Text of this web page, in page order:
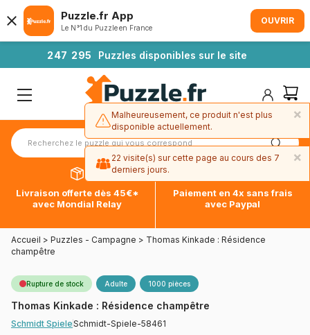
247 295 Puzzles disponibles sur le site
Livraison offerte dès 45€*
avec Mondial Relay
Paiement en 4x sans frais
avec Paypal
Accueil > Puzzles - Campagne > Thomas Kinkade : Résidence
champêtre
Rupture de stock Adulte 1000 pièces
Thomas Kinkade : Résidence champêtre
Schmidt SpieleSchmidt-Spiele-58461
Puzzle.fr App
Le N°1 du Puzzle en France
OUVRIR
×
Malheureusement, ce produit n'est plus
disponible actuellement.
×
22 visite(s) sur cette page au cours des 7
derniers jours.